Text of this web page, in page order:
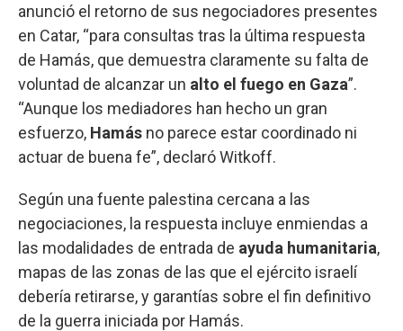
anunció el retorno de sus negociadores presentes
en Catar, “para consultas tras la última respuesta
de Hamás, que demuestra claramente su falta de
voluntad de alcanzar un alto el fuego en Gaza”.
“Aunque los mediadores han hecho un gran
esfuerzo, Hamás no parece estar coordinado ni
actuar de buena fe”, declaró Witkoff.
Según una fuente palestina cercana a las
negociaciones, la respuesta incluye enmiendas a
las modalidades de entrada de ayuda humanitaria,
mapas de las zonas de las que el ejército israelí
debería retirarse, y garantías sobre el fin definitivo
de la guerra iniciada por Hamás.